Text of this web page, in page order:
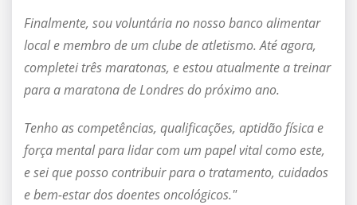
Finalmente, sou voluntária no nosso banco alimentar
local e membro de um clube de atletismo. Até agora,
completei três maratonas, e estou atualmente a treinar
para a maratona de Londres do próximo ano.
Tenho as competências, qualificações, aptidão física e
força mental para lidar com um papel vital como este,
e sei que posso contribuir para o tratamento, cuidados
e bem-estar dos doentes oncológicos."